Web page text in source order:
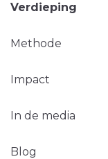
Verdieping
Methode
Impact
In de media
Blog